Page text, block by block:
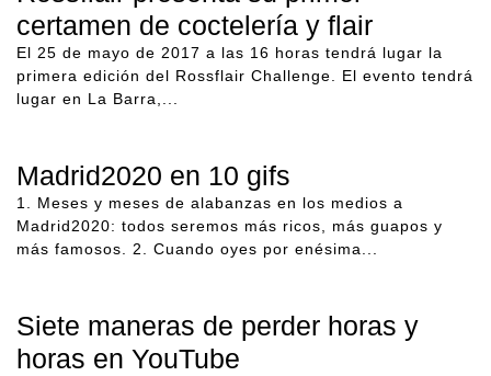
certamen de coctelería y flair
El 25 de mayo de 2017 a las 16 horas tendrá lugar la
primera edición del Rossflair Challenge. El evento tendrá
lugar en La Barra,...
Madrid2020 en 10 gifs
1. Meses y meses de alabanzas en los medios a
Madrid2020: todos seremos más ricos, más guapos y
más famosos. 2. Cuando oyes por enésima...
Siete maneras de perder horas y
horas en YouTube